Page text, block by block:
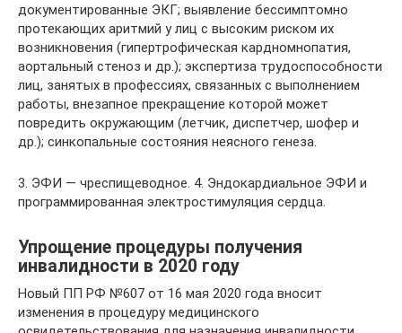
документированные ЭКГ; выявление бессимптомно
протекающих аритмий у лиц с высоким риском их
возникновения (гипертрофическая кардномнопатия,
аортальный стеноз и др.); экспертиза трудоспособности
лиц, занятых в профессиях, связанных с выполнением
работы, внезапное прекращение которой может
повредить окружающим (летчик, диспетчер, шофер и
др.); синкопальные состояния неясного генеза.
3. ЭФИ — чреспищеводное. 4. Эндокардиальное ЭФИ и
программированная электростимуляция сердца.
Упрощение процедуры получения
инвалидности в 2020 году
Новый ПП РФ №607 от 16 мая 2020 года вносит
изменения в процедуру медицинского